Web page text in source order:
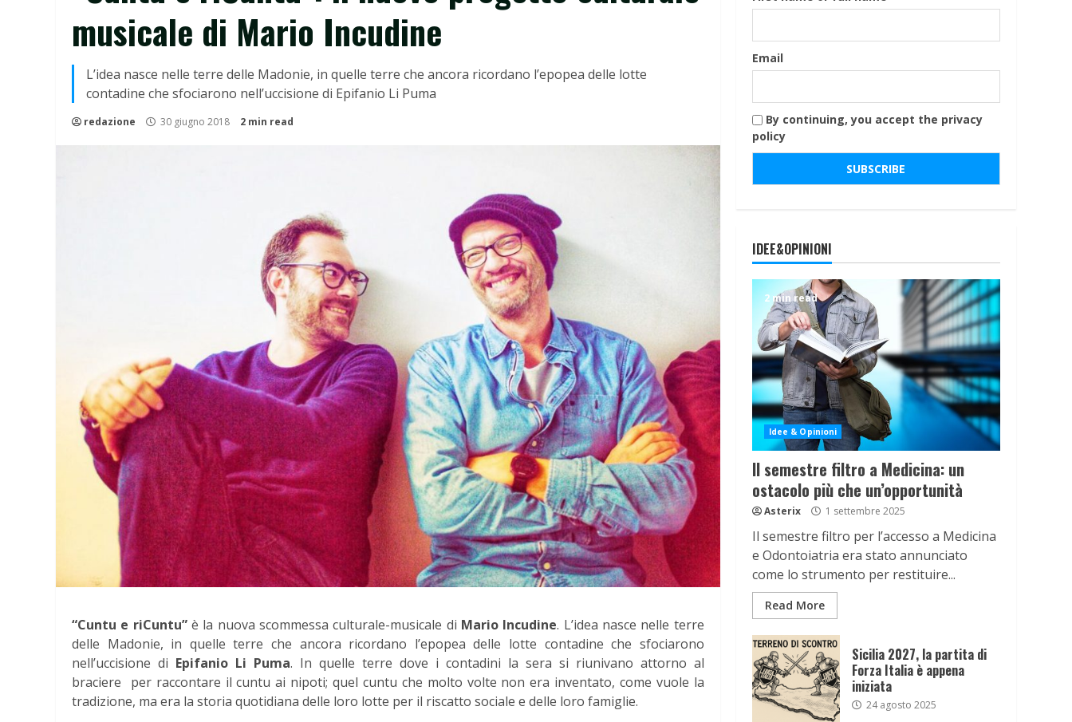
musicale di Mario Incudine
L’idea nasce nelle terre delle Madonie, in quelle terre che ancora ricordano l’epopea delle lotte
contadine che sfociarono nell’uccisione di Epifanio Li Puma
redazione 30 giugno 2018 2 min read
“Cuntu e riCuntu”è la nuova scommessa culturale-musicale di Mario Incudine. L’idea nasce nelle terre
delle Madonie, in quelle terre che ancora ricordano l’epopea delle lotte contadine che sfociarono
nell’uccisione di Epifanio Li Puma. In quelle terre dove i contadini la sera si riunivano attorno al
braciere per raccontare il cuntu ai nipoti; quel cuntu che molto volte non era inventato, come vuole la
tradizione, ma era la storia quotidiana delle loro lotte per il riscatto sociale e delle loro famiglie.
Email
By continuing, you accept the privacy
policy
IDEE&OPINIONI
2 min read
Idee & Opinioni
Il semestre filtro a Medicina: un
ostacolo più che un’opportunità
Asterix 1 settembre 2025
Il semestre filtro per l’accesso a Medicina
e Odontoiatria era stato annunciato
come lo strumento per restituire...
Read More
Sicilia 2027, la partita di
Forza Italia è appena
iniziata
24 agosto 2025